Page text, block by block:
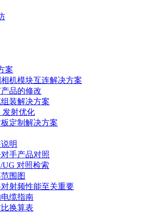
案
机模块互连解决方案
品的修改
装解决方案
发射优化
定制解决方案
明
手产品对照
UG 对照检索
围图
射频性能至关重要
电缆指南
换算表